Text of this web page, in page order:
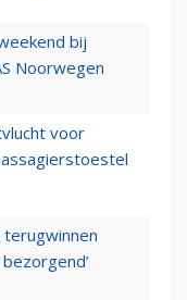
bij
Noorwegen
voor
terugwinnen